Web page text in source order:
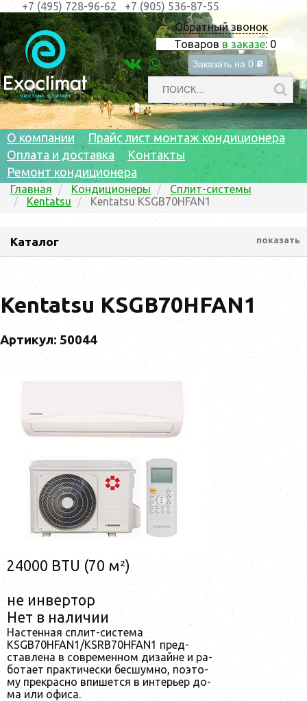
Обратный звонок
Товаров в заказе: 0
Заказать на 0 c
+7 (495) 728-96-62 +7 (905) 536-87-55
О компании
Прайс лист монтаж кондиционера
Оплата и доставка
Контакты
Ремонт кондиционера
Главная Кондиционеры
Сплит-системы
Kentatsu
Kentatsu KSGB70HFAN1
Каталог показать
Kentatsu KSGB70HFAN1
Артикул: 50044
24000 BTU (70 м²)
не инвертор
Нет в наличии
Нас­тен­ная сплит-сис­те­ма
KSGB70HFAN1/KSRB70HFAN1 пред­
став­ле­на в сов­ре­мен­ном ди­зай­не и ра­
бо­та­ет прак­ти­чес­ки бес­шум­но, по­это­
му прек­рас­но впи­шет­ся в ин­терь­ер до­
ма или офи­са.